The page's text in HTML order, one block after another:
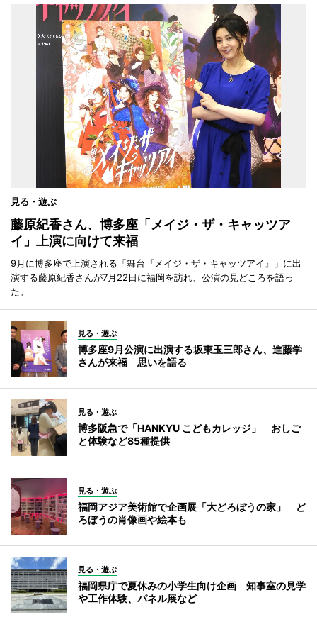
見る・遊ぶ
藤原紀香さん、博多座「メイジ・ザ・キャッツア
イ」上演に向けて来福
9月に博多座で上演される「舞台『メイジ・ザ・キャッツアイ』」に出
演する藤原紀香さんが7月22日に福岡を訪れ、公演の見どころを語っ
た。
見る・遊ぶ
博多座9月公演に出演する坂東玉三郎さん、進藤学
さんが来福 思いを語る
見る・遊ぶ
博多阪急で「HANKYU こどもカレッジ」 おしご
と体験など85種提供
見る・遊ぶ
福岡アジア美術館で企画展「大どろぼうの家」 ど
ろぼうの肖像画や絵本も
見る・遊ぶ
福岡県庁で夏休みの小学生向け企画 知事室の見学
や工作体験、パネル展など